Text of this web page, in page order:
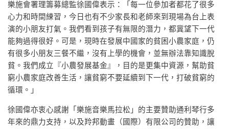
樂施會署理籌募總監徐國偉表示：「每一位參加者都花了很多
心力和時間練習，今日也有不少家長和老師來到現場為台上表
演的小朋友打氣。我們看到孩子有無限的潛力，都冀望下一代
能夠過得很好。可是，現時在發展中國家的貧困小農家庭，仍
有很多小朋友三餐不繼，沒有上學的機會，並無辦法靠知識脫
貧。我們成立『小農發展基金』，目的是更集中資源，幫助貧
窮小農家庭改善生活，讓貧窮不要延續到下一代，打破貧窮的
循環。」
徐國偉亦衷心感謝「樂施音樂馬拉松」的主要贊助通利琴行多
年來的鼎力支持，以及羚邦動畫（國際）有限公司的贊助，讓